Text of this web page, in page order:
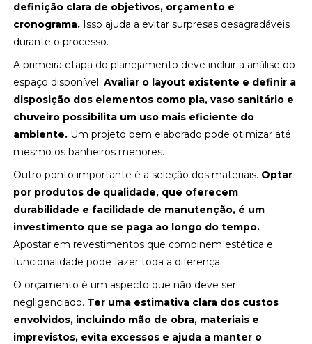
definição clara de objetivos, orçamento e
cronograma. Isso ajuda a evitar surpresas desagradáveis
durante o processo.
A primeira etapa do planejamento deve incluir a análise do
espaço disponível.Avaliar o layout existente e definir a
disposição dos elementos como pia, vaso sanitário e
chuveiro possibilita um uso mais eficiente do
ambiente. Um projeto bem elaborado pode otimizar até
mesmo os banheiros menores.
Outro ponto importante é a seleção dos materiais. Optar
por produtos de qualidade, que oferecem
durabilidade e facilidade de manutenção, é um
investimento que se paga ao longo do tempo.
Apostar em revestimentos que combinem estética e
funcionalidade pode fazer toda a diferença.
O orçamento é um aspecto que não deve ser
negligenciado. Ter uma estimativa clara dos custos
envolvidos, incluindo mão de obra, materiais e
imprevistos, evita excessos e ajuda a manter o